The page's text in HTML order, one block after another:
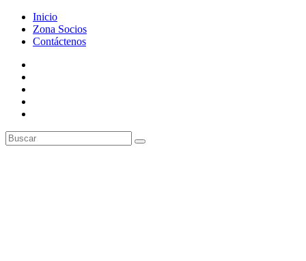
Inicio
Zona Socios
Contáctenos